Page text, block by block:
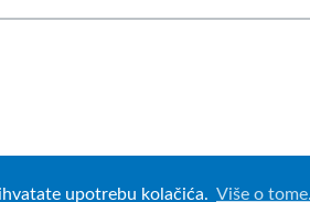
upotrebu kolačića. Više o